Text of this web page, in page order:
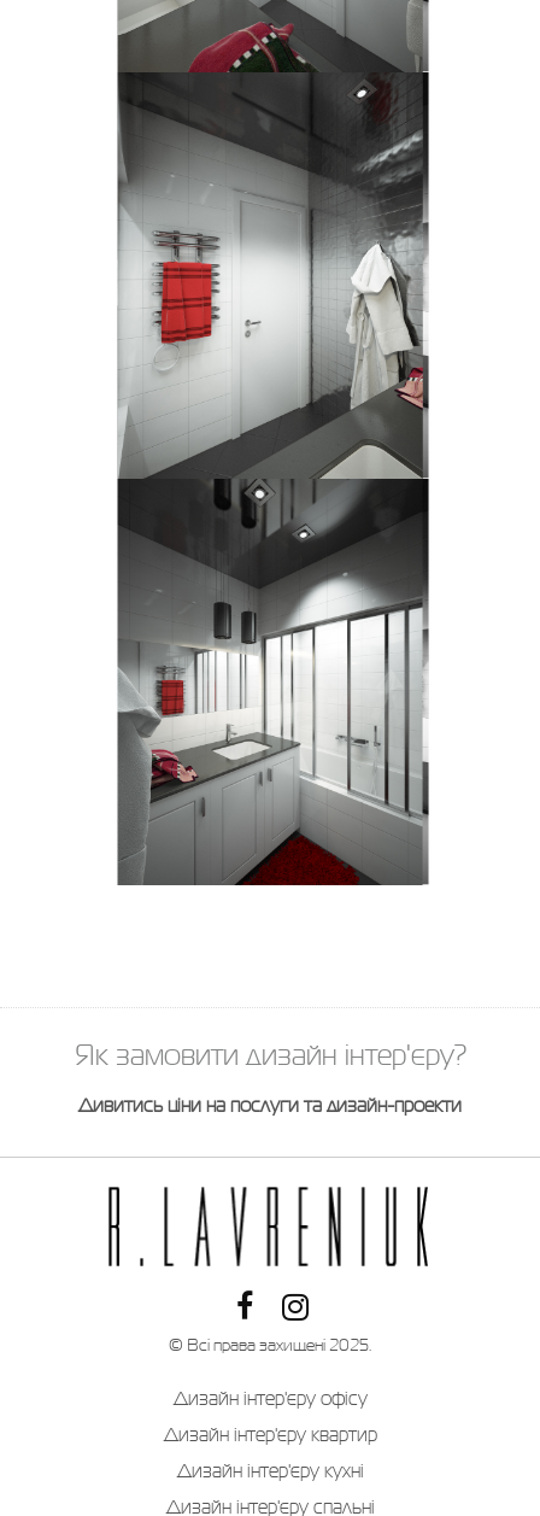
Як замовити дизайн інтер'єру?
Дивитись ціни на послуги та дизайн-проекти
© Всі права захищені 2025.
Дизайн інтер'єру офісу
Дизайн інтер'єру квартир
Дизайн інтер'єру кухні
Дизайн інтер'єру спальні